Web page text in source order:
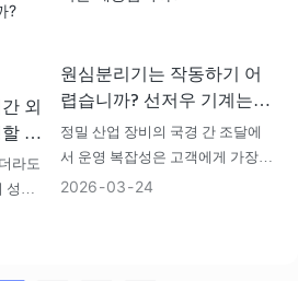
외
경
니
라도
성
않
원심분리기는 작동하기 어
렵습니까? 선저우 기계는
직원 교육을 제공합니까?
정밀 산업 장비의 국경 간 조달에
서 운영 복잡성은 고객에게 가장
큰 비용 부담 요소로 작용하는 경
2026 03 24